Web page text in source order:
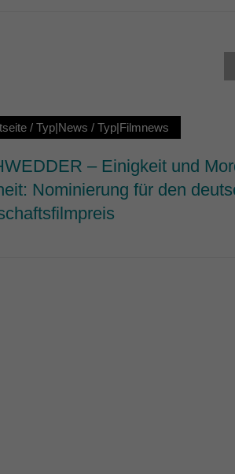
/ Typ|News / Typ|Filmnews
– Einigkeit und
Nominierung für den
von externen Medien